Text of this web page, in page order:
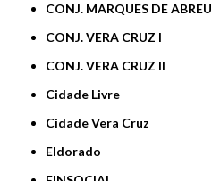
CONJ. MARQUES DE ABREU
CONJ. VERA CRUZ I
CONJ. VERA CRUZ II
Cidade Livre
Cidade Vera Cruz
Eldorado